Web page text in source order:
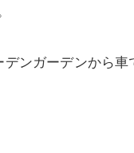
ンガーデンから